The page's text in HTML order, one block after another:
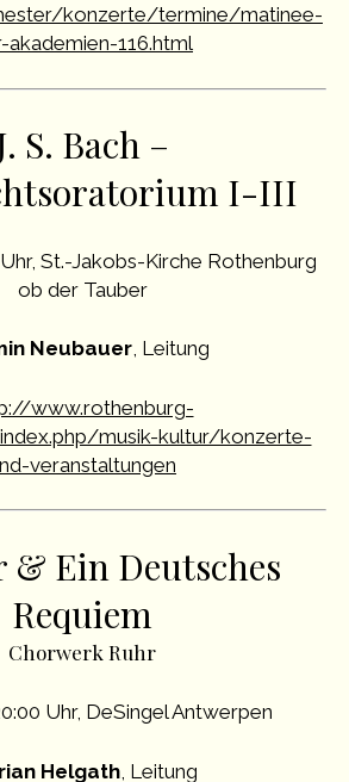
konzerte/termine/matinee-
akademien-116.html
S. Bach –
I-III
Uhr, St.-Jakobs-Kirche Rothenburg
ob der Tauber
Neubauer, Leitung
www.rothenburg-
musik-kultur/konzerte-
veranstaltungen
& Ein Deutsches
Requiem
Chorwerk Ruhr
Uhr, DeSingel Antwerpen
Helgath , Leitung